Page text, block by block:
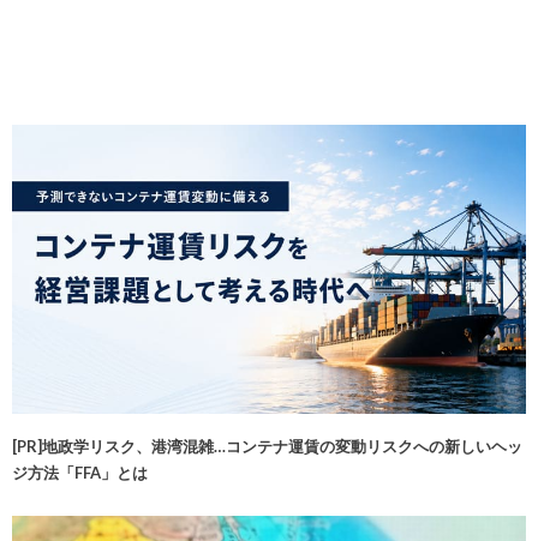
[PR]地政学リスク、港湾混雑…コンテナ運賃の変動リスクへの新しいヘッ
ジ方法「FFA」とは